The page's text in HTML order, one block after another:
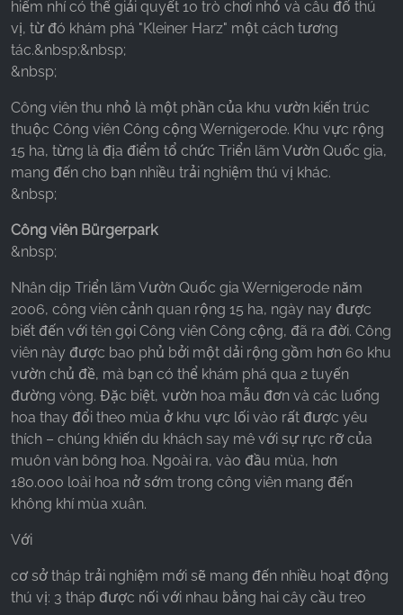
hiểm nhí có thể giải quyết 10 trò chơi nhỏ và câu đố thú
vị, từ đó khám phá "Kleiner Harz" một cách tương
tác.&nbsp;&nbsp;
&nbsp;
Công viên thu nhỏ là một phần của khu vườn kiến trúc
thuộc Công viên Công cộng Wernigerode. Khu vực rộng
15 ha, từng là địa điểm tổ chức Triển lãm Vườn Quốc gia,
mang đến cho bạn nhiều trải nghiệm thú vị khác.
&nbsp;
Công viên Bürgerpark
&nbsp;
Nhân dịp Triển lãm Vườn Quốc gia Wernigerode năm
2006, công viên cảnh quan rộng 15 ha, ngày nay được
biết đến với tên gọi Công viên Công cộng, đã ra đời. Công
viên này được bao phủ bởi một dải rộng gồm hơn 60 khu
vườn chủ đề, mà bạn có thể khám phá qua 2 tuyến
đường vòng. Đặc biệt, vườn hoa mẫu đơn và các luống
hoa thay đổi theo mùa ở khu vực lối vào rất được yêu
thích – chúng khiến du khách say mê với sự rực rỡ của
muôn vàn bông hoa. Ngoài ra, vào đầu mùa, hơn
180.000 loài hoa nở sớm trong công viên mang đến
không khí mùa xuân.
Với
cơ sở tháp trải nghiệm mới sẽ mang đến nhiều hoạt động
thú vị: 3 tháp được nối với nhau bằng hai cây cầu treo